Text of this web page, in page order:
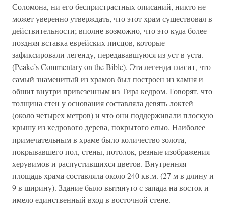
Соломона, ни его беспристрастных описаний, никто не
может уверенно утверждать, что этот храм существовал в
действительности; вполне возможно, что это куда более
поздняя вставка еврейских писцов, которые
зафиксировали легенду, передававшуюся из уст в уста.
(Peake’s Commentary on the Bible). Эта легенда гласит, что
самый знаменитый из храмов был построен из камня и
обшит внутри привезенным из Тира кедром. Говорят, что
толщина стен у основания составляла девять локтей
(около четырех метров) и что они поддерживали плоскую
крышу из кедрового дерева, покрытого елью. Наиболее
примечательным в храме было количество золота,
покрывавшего пол, стены, потолок, резные изображения
херувимов и распустившихся цветов. Внутренняя
площадь храма составляла около 240 кв.м. (27 м в длину и
9 в ширину). Здание было вытянуто с запада на восток и
имело единственный вход в восточной стене.